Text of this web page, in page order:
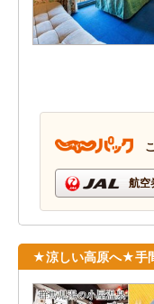
航空
★涼しい高原へ★手